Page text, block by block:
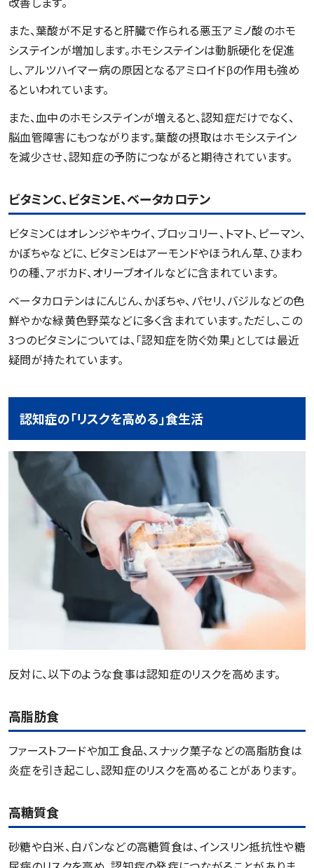
また、葉酸が不足すると肝臓で作られる悪玉アミノ酸のホモ
システインが増加します。ホモシステインは動脈硬化を促進
し、アルツハイマー病の原因となるアミロイドβの作用も強め
るといわれています。
また、血中のホモシステインが増えると、認知症だけでなく、
脳血管障害にもつながります。葉酸の摂取はホモシステイン
を減少させ、認知症の予防につながると期待されています。
ビタミンC、ビタミンE、ベータカロテン
ビタミンCはオレンジやキウイ、ブロッコリー、トマト、ピーマン、
かぼちゃなどに、ビタミンEはアーモンドやほうれん草、ひまわ
りの種、アボカド、オリーブオイルなどに含まれています。
ベータカロテンはにんじん、かぼちゃ、パセリ、バジルなどの色
鮮やかな緑黄色野菜などに多く含まれています。ただし、この
3つのビタミンについては、「認知症を防ぐ効果」としては最近
疑問が持たれています。
認知症の「リスクを高める」食生活
反対に、以下のような食事は認知症のリスクを高めます。
高脂肪食
ファーストフードや加工食品、スナック菓子などの高脂肪食は
炎症を引き起こし、認知症のリスクを高めることがあります。
高糖質食
砂糖や白米、白パンなどの高糖質食は、インスリン抵抗性や糖